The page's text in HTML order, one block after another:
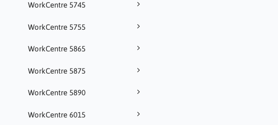
WorkCentre 5745
WorkCentre 5755
WorkCentre 5865
WorkCentre 5875
WorkCentre 5890
WorkCentre 6015